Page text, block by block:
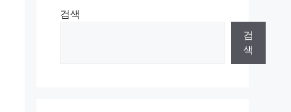
검색
검
색